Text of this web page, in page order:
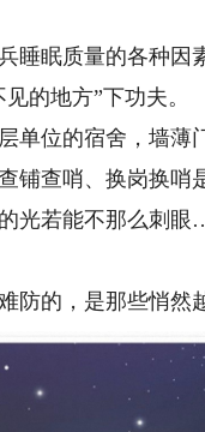
眠质量的各种因素
的地方”下功夫。
位的宿舍，墙薄门
铺查哨、换岗换哨
光若能不那么刺
的，是那些悄然越